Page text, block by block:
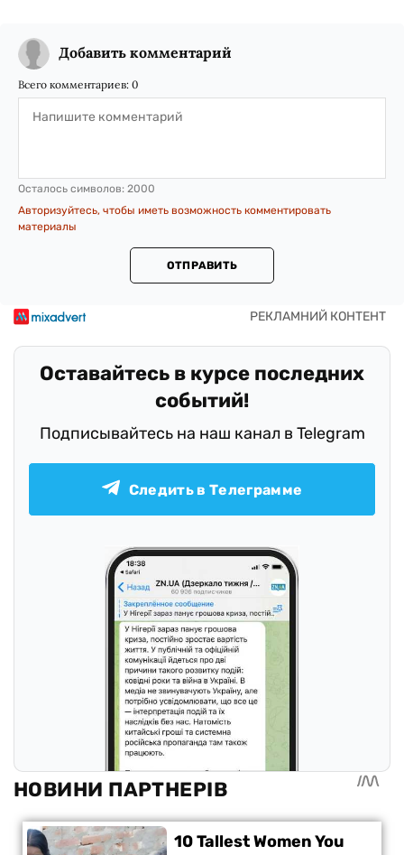
Добавить комментарий
Всего комментариев: 0
Осталось символов: 2000
Авторизуйтесь, чтобы иметь возможность комментировать
материалы
ОТПРАВИТЬ
Оставайтесь в курсе последних
событий!
Подписывайтесь на наш канал в Telegram
Следить в Телеграмме